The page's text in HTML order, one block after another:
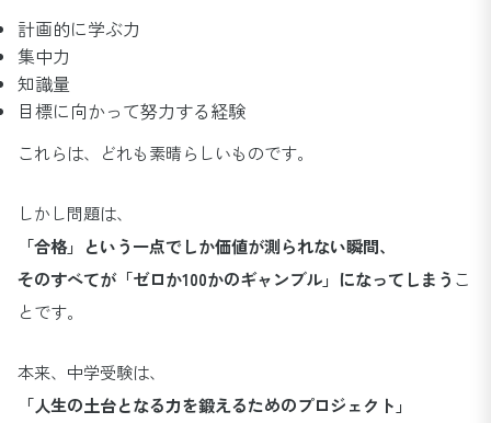
計画的に学ぶ力
集中力
知識量
目標に向かって努力する経験
これらは、どれも素晴らしいものです。
しかし問題は、
「合格」という一点でしか価値が測られない瞬間、
そのすべてが「ゼロか100かのギャンブル」になってしまう こ
とです。
本来、中学受験は、
「人生の土台となる力を鍛えるためのプロジェクト」